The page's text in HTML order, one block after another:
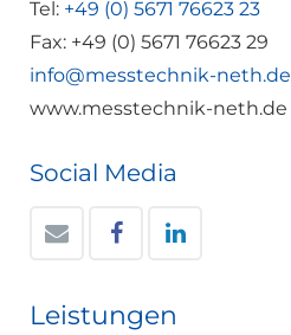
Tel: +49 (0) 5671 76623 23
Fax: +49 (0) 5671 76623 29
info@messtechnik-neth.de
www.messtechnik-neth.de
Social Media
Leistungen